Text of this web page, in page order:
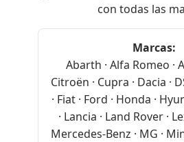
con todas las
Marcas:
Abarth · Alfa Romeo ·
Citroën · Cupra · Dacia ·
· Fiat · Ford · Honda ·
· Lancia · Land Rover ·
Mercedes-Benz · MG ·